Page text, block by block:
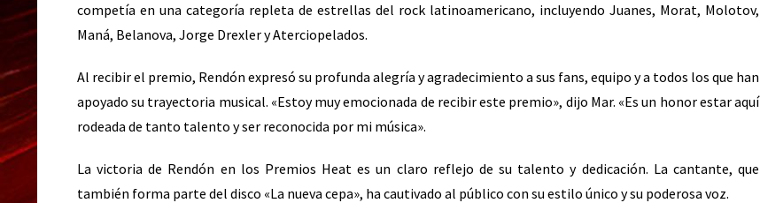
competía en una categoría repleta de estrellas del rock latinoamericano, incluyendo Juanes, Morat, Molotov,
Maná, Belanova, Jorge Drexler y Aterciopelados.
Al recibir el premio, Rendón expresó su profunda alegría y agradecimiento a sus fans, equipo y a todos los que han
apoyado su trayectoria musical. «Estoy muy emocionada de recibir este premio», dijo Mar. «Es un honor estar aquí
rodeada de tanto talento y ser reconocida por mi música».
La victoria de Rendón en los Premios Heat es un claro reflejo de su talento y dedicación. La cantante, que
también forma parte del disco «La nueva cepa», ha cautivado al público con su estilo único y su poderosa voz.